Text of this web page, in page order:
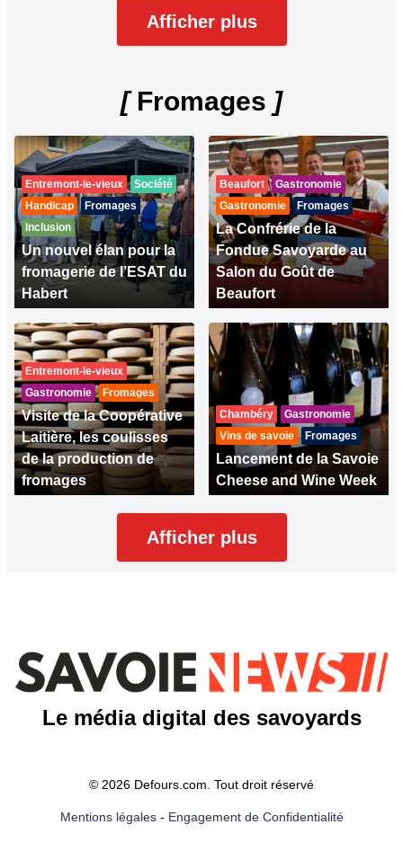
Afficher plus
[Fromages ]
Entremont-le-vieux
Société
Handicap
Fromages
Inclusion
Un nouvel élan pour la
fromagerie de l’ESAT du
Habert
Beaufort
Gastronomie
Gastronomie
Fromages
La Confrérie de la
Fondue Savoyarde au
Salon du Goût de
Beaufort
Entremont-le-vieux
Gastronomie
Fromages
Visite de la Coopérative
Laitière, les coulisses
de la production de
fromages
Chambéry
Gastronomie
Vins de savoie
Fromages
Lancement de la Savoie
Cheese and Wine Week
Afficher plus
Le média digital des savoyards
© 2026 Defours.com. Tout droit réservé
Mentions légales- Engagement de Confidentialité